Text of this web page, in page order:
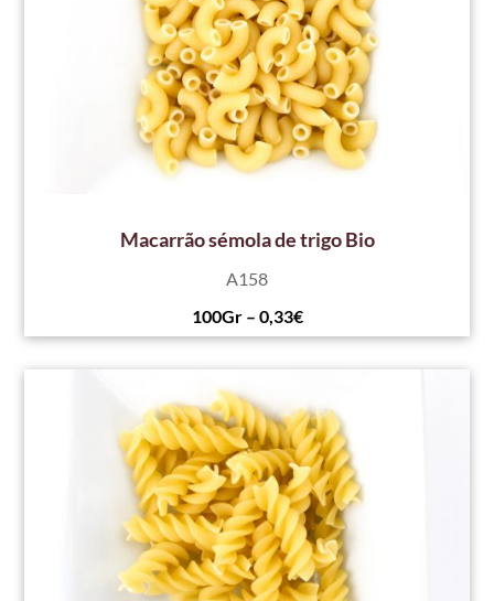
Macarrão sémola de trigo Bio
A158
100Gr – 0,33€